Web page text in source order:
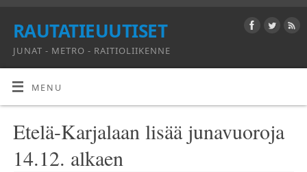
RAUTATIEUUTISET
JUNAT - METRO - RAITIOLIIKENNE
MENU
Etelä-Karjalaan lisää junavuoroja
14.12. alkaen